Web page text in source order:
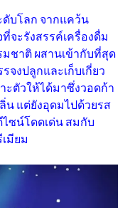
ดับโลก จากแคว้น
จะรังสรรค์เครื่องดื่ม
ชาติ ผสานเข้ากับที่สุด
จงปลูกและเก็บเกี่ยว
ะตัวให้ได้มาซึ่งวอดก้า
แต่ยังอุดมไปด้วยรส
ซน์โดดเด่น สมกับ
มียม